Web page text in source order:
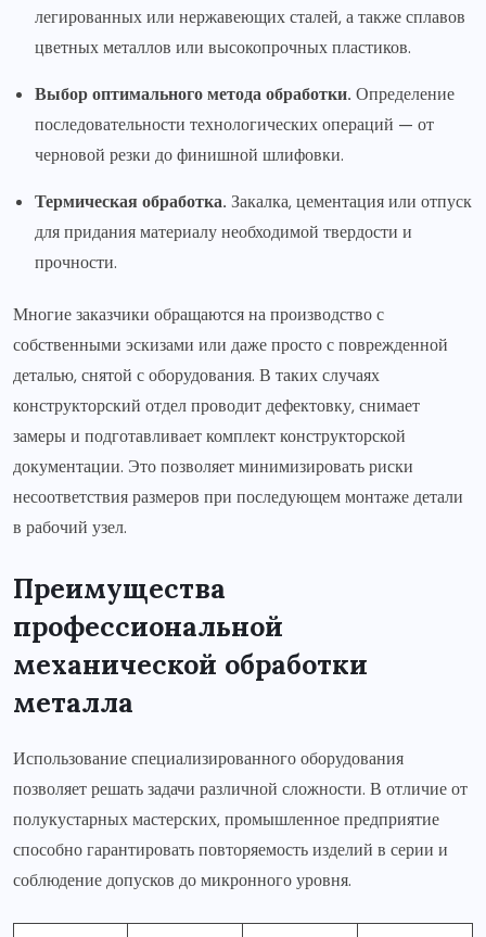
легированных или нержавеющих сталей, а также сплавов
цветных металлов или высокопрочных пластиков.
Выбор оптимального метода обработки. Определение
последовательности технологических операций — от
черновой резки до финишной шлифовки.
Термическая обработка. Закалка, цементация или отпуск
для придания материалу необходимой твердости и
прочности.
Многие заказчики обращаются на производство с
собственными эскизами или даже просто с поврежденной
деталью, снятой с оборудования. В таких случаях
конструкторский отдел проводит дефектовку, снимает
замеры и подготавливает комплект конструкторской
документации. Это позволяет минимизировать риски
несоответствия размеров при последующем монтаже детали
в рабочий узел.
Преимущества
профессиональной
механической обработки
металла
Использование специализированного оборудования
позволяет решать задачи различной сложности. В отличие от
полукустарных мастерских, промышленное предприятие
способно гарантировать повторяемость изделий в серии и
соблюдение допусков до микронного уровня.